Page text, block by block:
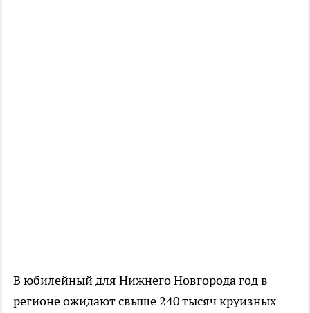
В юбилейный для Нижнего Новгорода год в
регионе ожидают свыше 240 тысяч круизных